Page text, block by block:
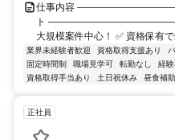
仕事内容
ト
大規模案件中心！ ✅ 資格保有
業界未経験者歓迎 資格取得支援あり
固定時間制
職場見学可 転勤なし 経
資格取得手当あり
土日祝休み 昼食補
正社員